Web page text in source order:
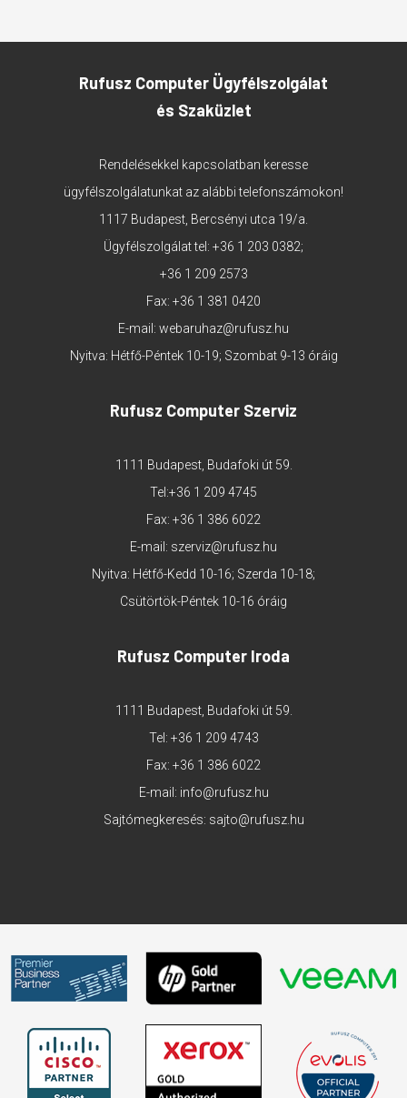
Rufusz Computer Ügyfélszolgálat
és Szaküzlet
Rendelésekkel kapcsolatban keresse
ügyfélszolgálatunkat az alábbi telefonszámokon!
1117 Budapest, Bercsényi utca 19/a.
Ügyfélszolgálat tel: +36 1 203 0382;
+36 1 209 2573
Fax: +36 1 381 0420
E-mail: webaruhaz@rufusz.hu
Nyitva: Hétfő-Péntek 10-19; Szombat 9-13 óráig
Rufusz Computer Szerviz
1111 Budapest, Budafoki út 59.
Tel:+36 1 209 4745
Fax: +36 1 386 6022
E-mail: szerviz@rufusz.hu
Nyitva: Hétfő-Kedd 10-16; Szerda 10-18;
Csütörtök-Péntek 10-16 óráig
Rufusz Computer Iroda
1111 Budapest, Budafoki út 59.
Tel: +36 1 209 4743
Fax: +36 1 386 6022
E-mail: info@rufusz.hu
Sajtómegkeresés: sajto@rufusz.hu